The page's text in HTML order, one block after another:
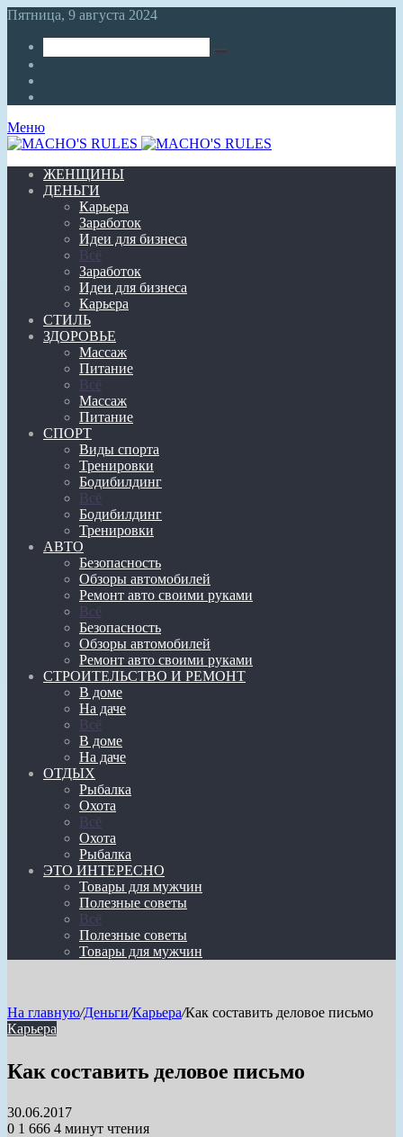
Пятница, 9 августа 2024
Меню
ЖЕНЩИНЫ
ДЕНЬГИ
Карьера
Заработок
Идеи для бизнеса
Всё
Заработок
Идеи для бизнеса
Карьера
СТИЛЬ
ЗДОРОВЬЕ
Массаж
Питание
Всё
Массаж
Питание
СПОРТ
Виды спорта
Тренировки
Бодибилдинг
Всё
Бодибилдинг
Тренировки
АВТО
Безопасность
Обзоры автомобилей
Ремонт авто своими руками
Всё
Безопасность
Обзоры автомобилей
Ремонт авто своими руками
СТРОИТЕЛЬСТВО И РЕМОНТ
В доме
На даче
Всё
В доме
На даче
ОТДЫХ
Рыбалка
Охота
Всё
Охота
Рыбалка
ЭТО ИНТЕРЕСНО
Товары для мужчин
Полезные советы
Всё
Полезные советы
Товары для мужчин
На главную/Деньги/Карьера/Как составить деловое письмо
Карьера
Как составить деловое письмо
30.06.2017
0 1 666 4 минут чтения